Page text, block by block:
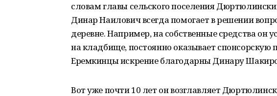
словам главы сельского поселения
Динар Наилович всегда помогает в решении
деревне. Например, на собственные средства он
на кладбище, постоянно оказывает
Еремкинцы искрение благодарны Динару
Вот уже почти 10 лет он возглавляет